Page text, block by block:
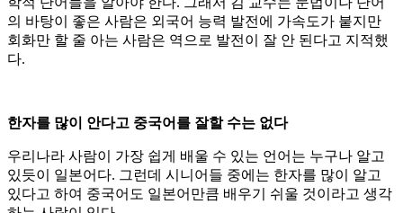
의 바탕이 좋은 사람은 외국어 능력 발전에 가속도가 붙지만
회화만 할 줄 아는 사람은 역으로 발전이 잘 안 된다고 지적했
다.
한자를 많이 안다고 중국어를 잘할 수는 없다
우리나라 사람이 가장 쉽게 배울 수 있는 언어는 누구나 알고
있듯이 일본어다. 그런데 시니어들 중에는 한자를 많이 알고
있다고 하여 중국어도 일본어만큼 배우기 쉬울 것이라고 생각